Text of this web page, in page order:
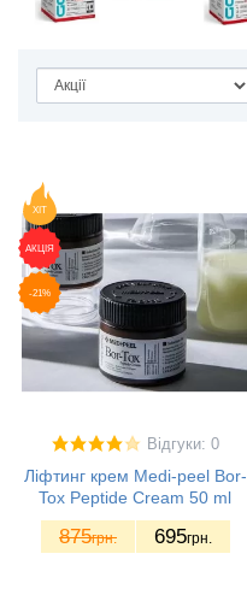
ХІТ
АКЦІЯ
-21%
Відгуки: 0
Ліфтинг крем Medi-peel Bor-
Tox Peptide Cream 50 ml
875грн. 695грн.